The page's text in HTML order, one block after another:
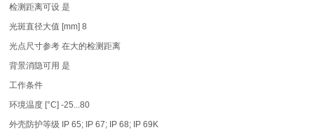
检测距离可设 是
光斑直径大值 [mm] 8
光点尺寸参考 在大的检测距离
背景消隐可用 是
工作条件
环境温度 [°C] -25...80
外壳防护等级 IP 65; IP 67; IP 68; IP 69K